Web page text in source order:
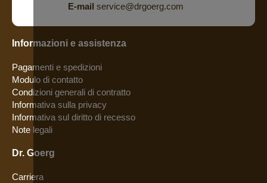
E-mail service@drgoerg.com
Informazioni e assistenza
Pagamenti e spedizioni
Modulo di contatto
Condizioni generali di contratto
Informativa sulla privacy
Informativa sul diritto di recesso
Note legali
Dr. Goerg
Carriera